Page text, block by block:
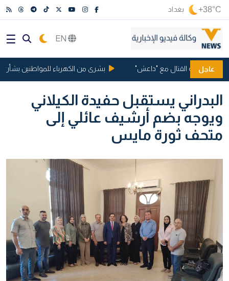
+38°C بغداد
عاجل
بتهمة القتال مع "داعش" بشرى من الكهرباء للمواطنين بشأن
البدراني يستقبل حفيدة الكيلاني
ويوجه بضم أرشيف عائلي إلى
متحف ثورة مايس